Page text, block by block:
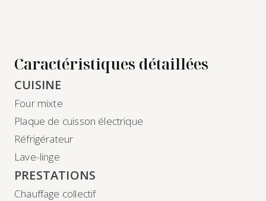
Caractéristiques détaillées
CUISINE
Four mixte
Plaque de cuisson électrique
Réfrigérateur
Lave-linge
PRESTATIONS
Chauffage collectif